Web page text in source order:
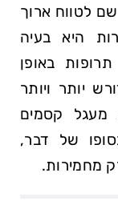
לטווח ארוך
היא בעיה
באופן
יותר ויותר
מעגל קסמים
של דבר,
מחמירות.